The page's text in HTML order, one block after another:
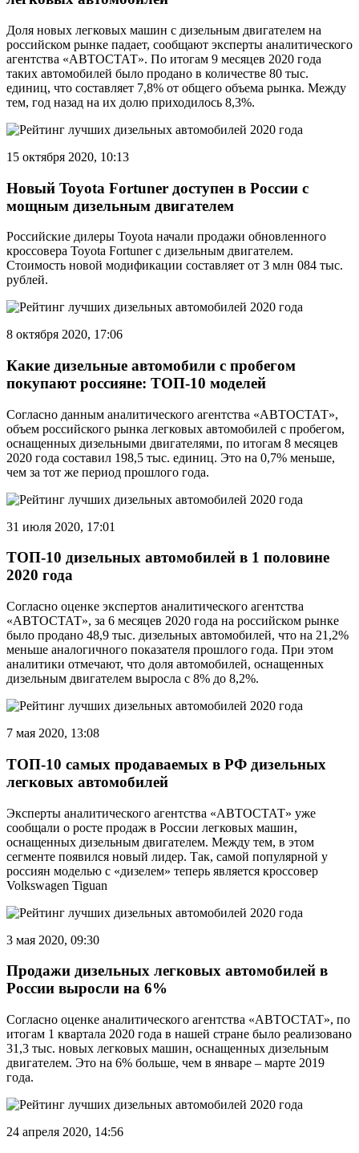
Доля новых легковых машин с дизельным двигателем на
российском рынке падает, сообщают эксперты аналитического
агентства «АВТОСТАТ». По итогам 9 месяцев 2020 года
таких автомобилей было продано в количестве 80 тыс.
единиц, что составляет 7,8% от общего объема рынка. Между
тем, год назад на их долю приходилось 8,3%.
15 октября 2020, 10:13
Новый Toyota Fortuner доступен в России с
мощным дизельным двигателем
Российские дилеры Toyota начали продажи обновленного
кроссовера Toyota Fortuner с дизельным двигателем.
Стоимость новой модификации составляет от 3 млн 084 тыс.
рублей.
8 октября 2020, 17:06
Какие дизельные автомобили с пробегом
покупают россияне: ТОП-10 моделей
Согласно данным аналитического агентства «АВТОСТАТ»,
объем российского рынка легковых автомобилей с пробегом,
оснащенных дизельными двигателями, по итогам 8 месяцев
2020 года составил 198,5 тыс. единиц. Это на 0,7% меньше,
чем за тот же период прошлого года.
31 июля 2020, 17:01
ТОП-10 дизельных автомобилей в 1 половине
2020 года
Согласно оценке экспертов аналитического агентства
«АВТОСТАТ», за 6 месяцев 2020 года на российском рынке
было продано 48,9 тыс. дизельных автомобилей, что на 21,2%
меньше аналогичного показателя прошлого года. При этом
аналитики отмечают, что доля автомобилей, оснащенных
дизельным двигателем выросла с 8% до 8,2%.
7 мая 2020, 13:08
ТОП-10 самых продаваемых в РФ дизельных
легковых автомобилей
Эксперты аналитического агентства «АВТОСТАТ» уже
сообщали о росте продаж в России легковых машин,
оснащенных дизельным двигателем. Между тем, в этом
сегменте появился новый лидер. Так, самой популярной у
россиян моделью с «дизелем» теперь является кроссовер
Volkswagen Tiguan
3 мая 2020, 09:30
Продажи дизельных легковых автомобилей в
России выросли на 6%
Согласно оценке аналитического агентства «АВТОСТАТ», по
итогам 1 квартала 2020 года в нашей стране было реализовано
31,3 тыс. новых легковых машин, оснащенных дизельным
двигателем. Это на 6% больше, чем в январе – марте 2019
года.
24 апреля 2020, 14:56